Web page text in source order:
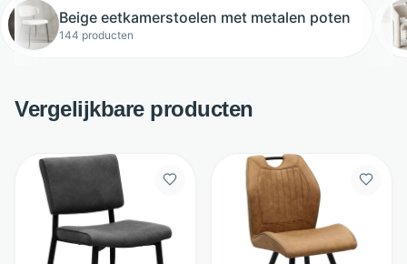
Beige eetkamerstoelen met metalen poten
144 producten
Vergelijkbare producten